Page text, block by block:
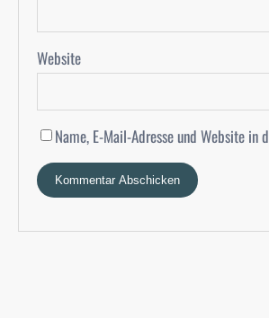
Website
Name, E-Mail-Adresse und Website